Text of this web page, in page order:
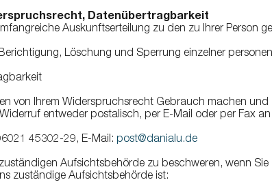
Datenübertragbarkeit
Auskunftserteilung zu den zu Ihrer Person
Löschung und Sperrung einzelner
von Ihrem Widerspruchsrecht Gebrauch machen
entweder postalisch, per E-Mail oder per Fax
45302-29, E-Mail: post@danialu.de
Aufsichtsbehörde zu beschweren, wenn
zuständige Aufsichtsbehörde ist: